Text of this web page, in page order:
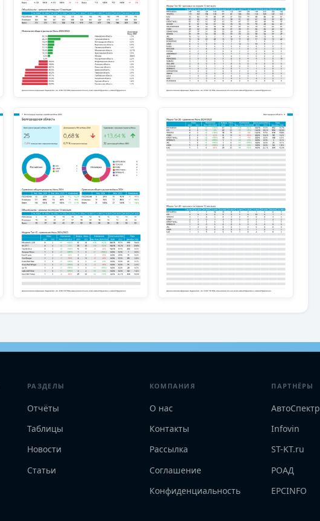
РАЗДЕЛЫ
Отчёты
Таблицы
Новости
Статьи
КОМПАНИЯ
О нас
Контакты
Рассылка
Соглашение
Конфиденциальность
ПАРТНЁРЫ
АвтоСпектр
Infovin
ST-KT.ru
РОАД
EPCINFO